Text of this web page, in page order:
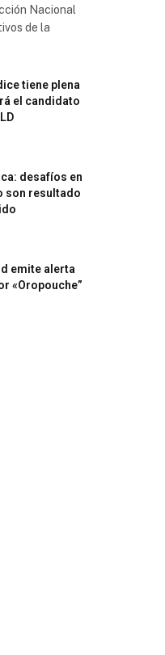
Nacional
de la
tiene plena
el candidato
desafíos en
son resultado
emite alerta
«Oropouche”